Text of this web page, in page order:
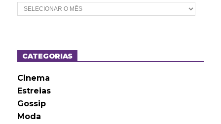
A
r
o
sCATEGORIAS
Cinema
Estreias
Gossip
Moda